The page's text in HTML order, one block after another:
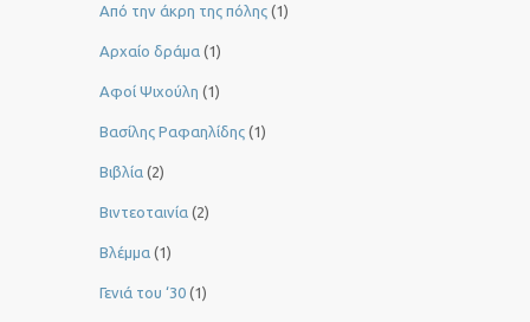
Από την άκρη της πόλης (1)
Αρχαίο δράμα (1)
Αφοί Ψιχούλη (1)
Βασίλης Ραφαηλίδης (1)
Βιβλία (2)
Βιντεοταινία (2)
Βλέμμα (1)
Γενιά του ‘30 (1)